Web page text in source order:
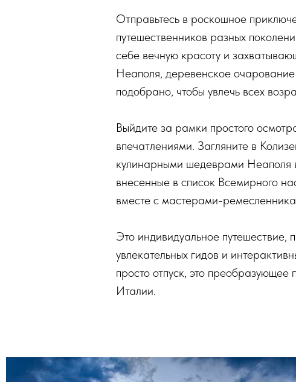
Отправьтесь в роскошное
путешественников разных
себе вечную красоту и
Неаполя, деревенское
подобрано, чтобы увлечь всех
Выйдите за рамки простого
впечатлениями. Загляните в
кулинарными шедеврами Неаполя
внесенные в список Всемирного
вместе с мастерами-
Это индивидуальное
увлекательных гидов и
просто отпуск, это
Италии.